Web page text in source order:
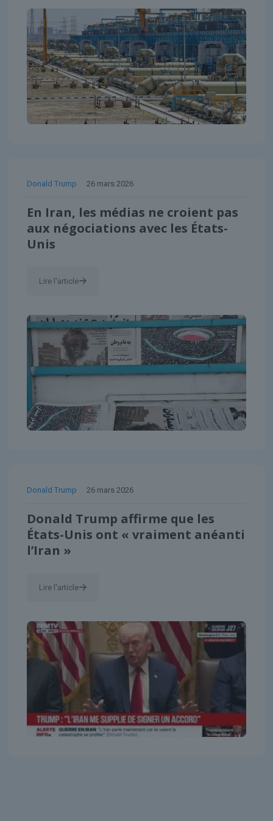
Donald Trump 26 mars 2026
En Iran, les médias ne croient pas
aux négociations avec les États-
Unis
Lire l'article
Donald Trump 26 mars 2026
Donald Trump affirme que les
États-Unis ont « vraiment anéanti
l’Iran »
Lire l'article